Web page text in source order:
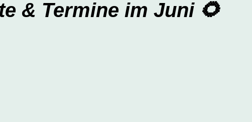
& Termine im Juni 🌻